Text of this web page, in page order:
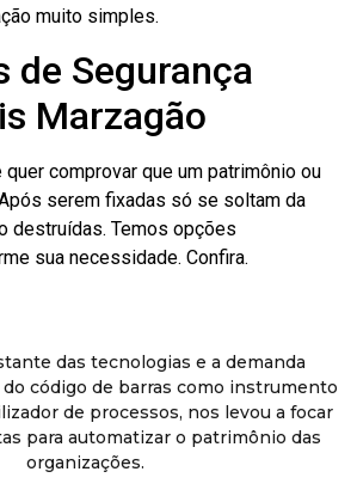
muito simples.
de Segurança
Marzagão
comprovar que um patrimônio ou
serem fixadas só se soltam da
destruídas. Temos opções
sua necessidade. Confira.
das tecnologias e a demanda
código de barras como instrumento
de processos, nos levou a focar
para automatizar o patrimônio das
organizações.